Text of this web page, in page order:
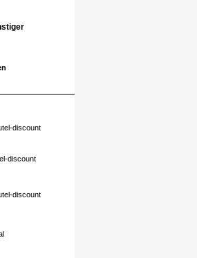
discount
discount
discount